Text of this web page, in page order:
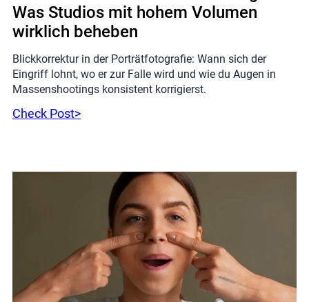
Was Studios mit hohem Volumen
wirklich beheben
Blickkorrektur in der Porträtfotografie: Wann sich der
Eingriff lohnt, wo er zur Falle wird und wie du Augen in
Massenshootings konsistent korrigierst.
Check Post>